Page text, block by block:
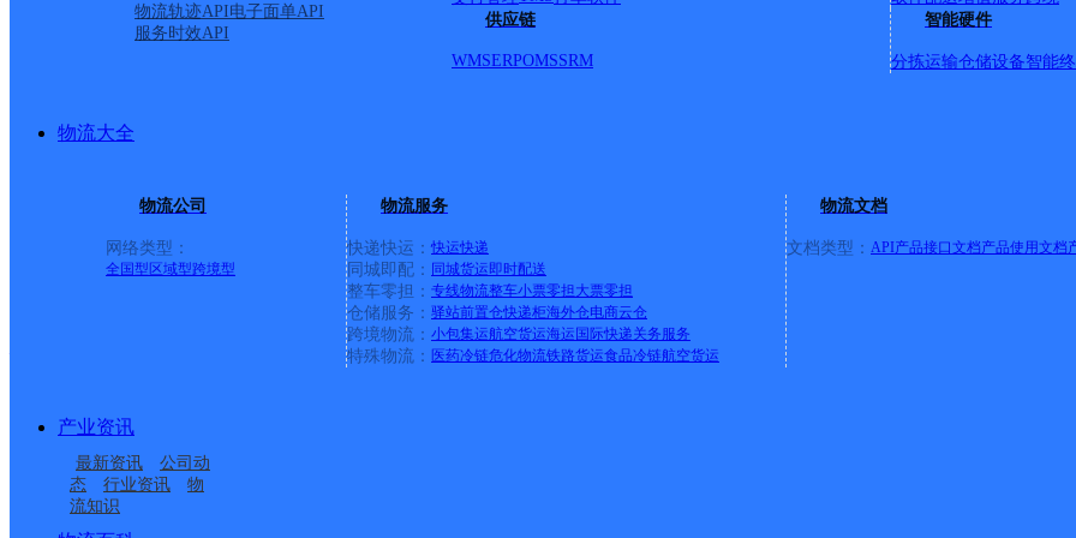
物流轨迹API电子面单API
服务时效API
供应链
WMSERPOMSSRM
智能硬件
分拣运输仓储设备智能
物流大全
物流公司
网络类型：
全国型 区域型跨境型
物流服务
快递快运： 快运快递
同城即配： 同城货运即时配送
整车零担： 专线物流整车小票零担大票零担
仓储服务： 驿站前置仓快递柜海外仓电商云仓
跨境物流： 小包集运航空货运海运 国际快递关务服务
特殊物流： 医药冷链危化物流铁路货运食品冷链航空货运
物流文档
文档类型： API产品接口文档产品使用文档
产业资讯
最新资讯
公司动
态
行业资讯
物
流知识
更多号码地址：义洲二街18号
派送范围:1、岑溪市市区全区：玉梧大道（东至互益纺织、西至岑溪火车站）、北环大道（南至国道探花收费站、北至岑溪职
路、兴业街、康宁街、兴宁路、华侨路、侨新1-9街、兴宁路、兴宁1-7街、东宁路、升平街、富民路、探花街。 注：以上均为
区、十里长街开发区（即玉梧大道）。 归义镇、马路镇。 延迟派送：昙容镇：1天，梨木镇：1天。
更多号码地址：百兴二街15号（车管所对面）
派送范围:梧太路、新政路、石地路、石阶路、河塘路、泰州路、宁风路、共青路、新民街、合兴路、新马街、德胜街、正东
街、中兴巷、中华巷、青元巷、中原巷、太平一中、二中、三中、四中、县二中、岭儿顶、江口村、石子岭。 延迟派送：古
派送范围:蝶山区：新兴一/二/三路、西环路、蝶山一/二路、文澜路、西堤一/二/三路、工厂一/二路、新华路、日化路、奥奇丽
正路、南环路、大/小南路、南堤路、五坊路、四坊路、和平路、九坊路、北环路、桂北路、中山路、民主路、阜民路、大东
路（西江四路10号前派送）、钱鉴片区（五里仓之前派送）、塘源工业片区（76号门牌前派送）。 长洲区：金湖北路、金湖